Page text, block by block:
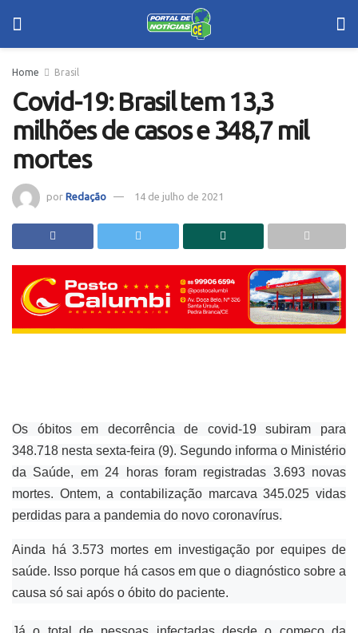
Home Brasil
Covid-19: Brasil tem 13,3
milhões de casos e 348,7 mil
mortes
por Redação 14 de julho de 2021
Os óbitos em decorrência de covid-19 subiram para
348.718 nesta sexta-feira (9). Segundo informa o Ministério
da Saúde, em 24 horas foram registradas 3.693 novas
mortes. Ontem, a contabilização marcava 345.025 vidas
perdidas para a pandemia do novo coronavírus.
Ainda há 3.573 mortes em investigação por equipes de
saúde. Isso porque há casos em que o diagnóstico sobre a
causa só sai após o óbito do paciente.